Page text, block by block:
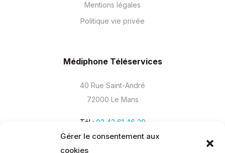
Gérer le consentement aux
cookies
Mentions légales
Politique vie privée
Médiphone Téléservices
40 Rue Saint-André
72000 Le Mans
Tél : 02 43 61 46 20